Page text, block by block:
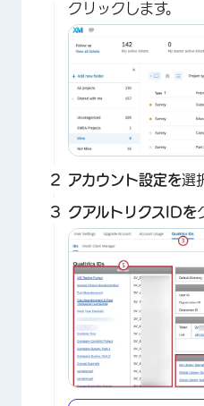
クリックします。
アカウント設定を選
クアルトリクスIDを